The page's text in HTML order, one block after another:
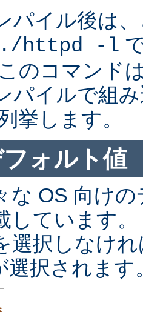
パイル後は
./httpd -l
のコマンド
パイルで組
挙します。
ォルト値
な OS 向け
しています
選択しなけ
選択されます